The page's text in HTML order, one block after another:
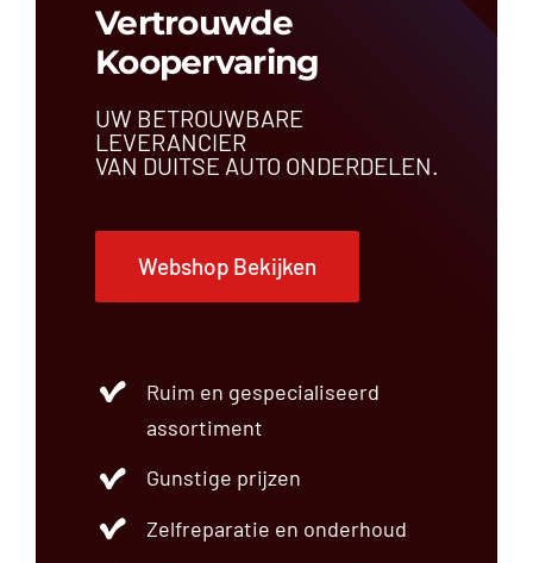
Vertrouwde
Koopervaring
UW BETROUWBARE
LEVERANCIER
VAN DUITSE AUTO ONDERDELEN.
Webshop Bekijken
Ruim en gespecialiseerd
assortiment
Gunstige prijzen
Zelfreparatie en onderhoud